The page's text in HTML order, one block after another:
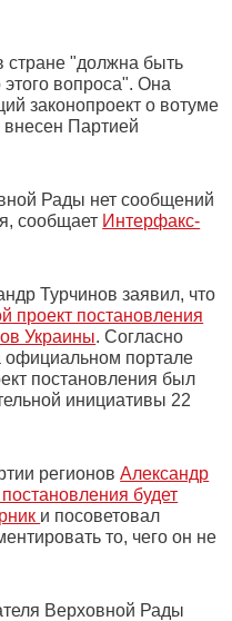
"должна быть
этого вопроса". Она
законопроект о вотуме
внесен Партией
Рады нет сообщений
сообщает Интерфакс-
Турчинов заявил, что
проект постановления
Украины. Согласно
портале
постановления был
инициативы 22
регионовАлександр
будет
и посоветовал
то, чего он не
Верховной Рады